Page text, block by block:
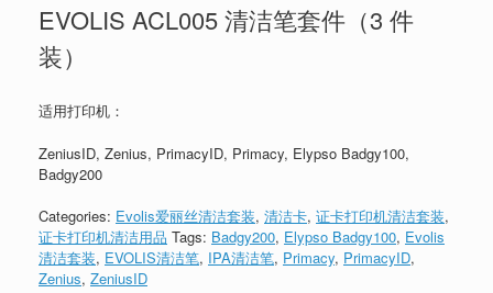
EVOLIS ACL005 清洁笔套件（3 件
装）
适用打印机：
ZeniusID, Zenius, PrimacyID, Primacy, Elypso Badgy100,
Badgy200
Categories: Evolis爱丽丝清洁套装, 清洁卡, 证卡打印机清洁套装,
证卡打印机清洁用品 Tags: Badgy200, Elypso Badgy100, Evolis
清洁套装, EVOLIS清洁笔, IPA清洁笔, Primacy, PrimacyID,
Zenius, ZeniusID